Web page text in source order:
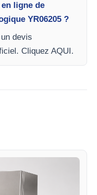
ligne de
YR06205 ?
devis
Cliquez AQUI.